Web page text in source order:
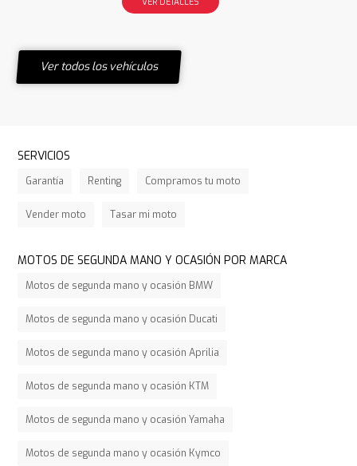
Ver todos los vehículos
SERVICIOS
Garantía Renting Compramos tu moto
Vender moto Tasar mi moto
MOTOS DE SEGUNDA MANO Y OCASIÓN POR MARCA
Motos de segunda mano y ocasión BMW
Motos de segunda mano y ocasión Ducati
Motos de segunda mano y ocasión Aprilia
Motos de segunda mano y ocasión KTM
Motos de segunda mano y ocasión Yamaha
Motos de segunda mano y ocasión Kymco